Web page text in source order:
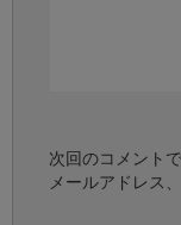
次回のコメント
メールアドレス